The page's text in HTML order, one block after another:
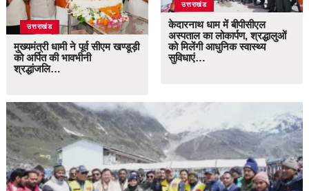
उत्तराखंड
मुख्यमंत्री धामी ने पूर्व सीएम खण्डूड़ी
को अर्पित की भावभीनी
श्रद्धांजलि…
उत्तराखंड
केदारनाथ धाम में बीपीसीएल
अस्पताल का लोकार्पण, श्रद्धालुओं
को मिलेंगी आधुनिक स्वास्थ्य
सुविधाएं…